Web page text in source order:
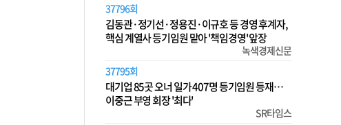
37796회
김동관·정기선·정용진·이규호 등 경영 후계자,
핵심 계열사 등기임원 맡아 '책임경영' 앞장
녹색경제신문
37795회
대기업 85곳 오너 일가 407명 등기임원 등재…
이중근 부영 회장 '최다'
SR타임스